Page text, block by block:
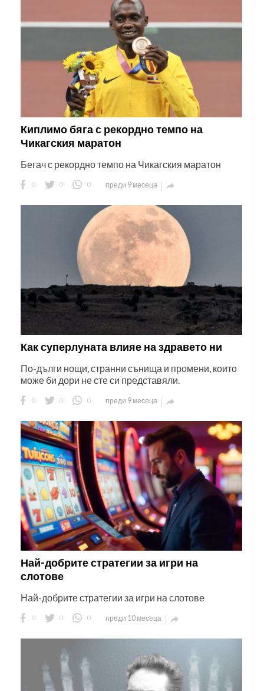
Киплимо бяга с рекордно темпо на
Чикагския маратон
Бегач с рекордно темпо на Чикагския маратон
0 0 0 преди 9 месеца 
Как суперлуната влияе на здравето ни
По-дълги нощи, странни сънища и промени, които
може би дори не сте си представяли.
0 0 0 преди 9 месеца 
Най-добрите стратегии за игри на
слотове
Най-добрите стратегии за игри на слотове
0 0 0 преди 10 месеца 